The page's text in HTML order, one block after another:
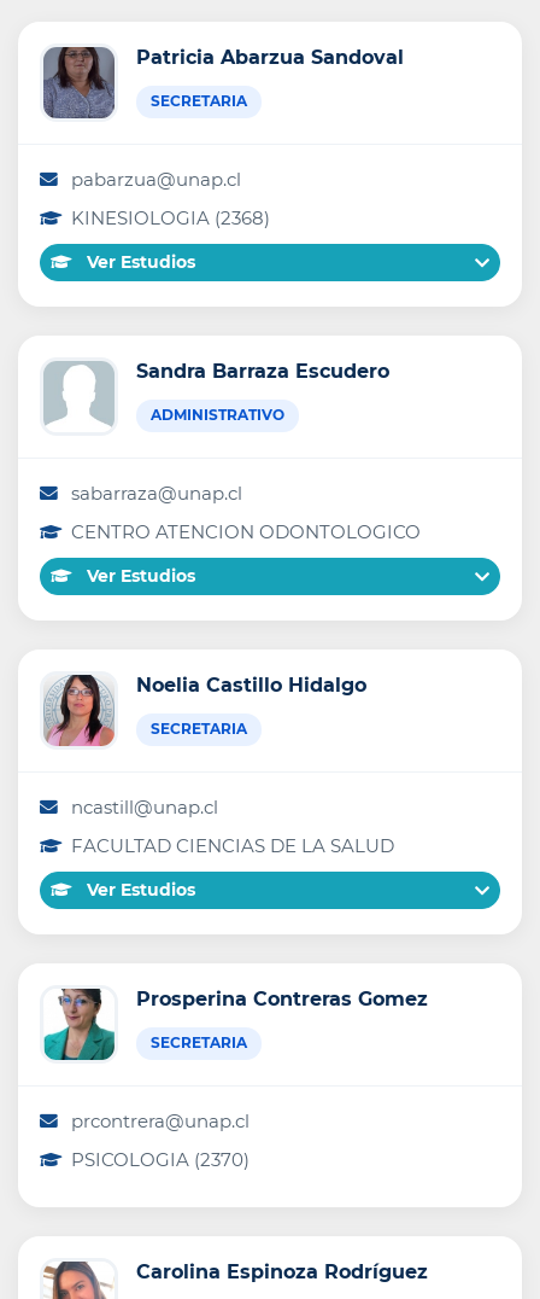
Patricia Abarzua Sandoval
SECRETARIA
pabarzua@unap.cl
KINESIOLOGIA (2368)
Ver Estudios
Sandra Barraza Escudero
ADMINISTRATIVO
sabarraza@unap.cl
CENTRO ATENCION ODONTOLOGICO
Ver Estudios
Noelia Castillo Hidalgo
SECRETARIA
ncastill@unap.cl
FACULTAD CIENCIAS DE LA SALUD
Ver Estudios
Prosperina Contreras Gomez
SECRETARIA
prcontrera@unap.cl
PSICOLOGIA (2370)
Carolina Espinoza Rodríguez